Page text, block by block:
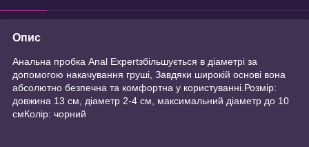
Опис
Анальна пробка Anal Expertзбільшується в діаметрі за
допомогою накачування груші, Завдяки широкій основі вона
абсолютно безпечна та комфортна у користуванні.Розмір:
довжина 13 см, діаметр 2-4 см, максимальний діаметр до 10
смКолір: чорний